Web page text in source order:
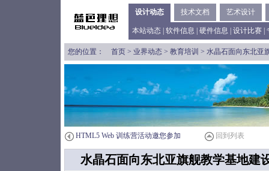
设计动态 技术文档 艺术设计
本站动态 软件信息 硬件信息 设计比赛
您的位置： 首页 > 业界动态 > 教育培训 > 水晶石面向东北亚
HTML5 Web 训练营活动邀您参加 回到列表
水晶石面向东北亚旗舰教学基地建